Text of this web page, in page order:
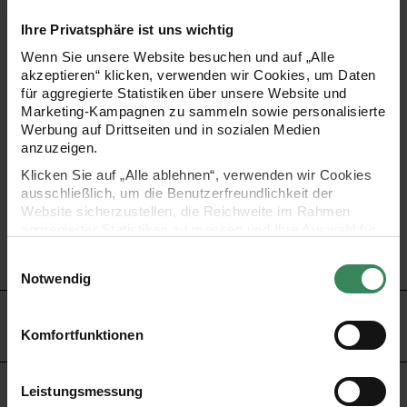
Ihre Privatsphäre ist uns wichtig
Wenn Sie unsere Website besuchen und auf „Alle
akzeptieren“ klicken, verwenden wir Cookies, um Daten
für aggregierte Statistiken über unsere Website und
Marketing-Kampagnen zu sammeln sowie personalisierte
Werbung auf Drittseiten und in sozialen Medien
anzuzeigen.
Klicken Sie auf „Alle ablehnen“, verwenden wir Cookies
ausschließlich, um die Benutzerfreundlichkeit der
Website sicherzustellen, die Reichweite im Rahmen
Ihre Einwilligung ist freiwillig und kann jederzeit über den
Link „Cookie-Einstellungen“ im Fußbereich der Seite
verwendeten Technologien und den Empfängern der
Daten finden Sie in unserer Datenschutzerklärung.
Notwendig
Komfortfunktionen
Leistungsmessung
Dankeschön oder einfach so – mit den naturbelassenen
Pickern ist für jeden Anlass etwas dabei. Damit lassen sich
schnell kleine Botschaften an das kreative Arrangement
zaubern.
Deko-Picker „Family“
Maße: 23,6x5,9cm